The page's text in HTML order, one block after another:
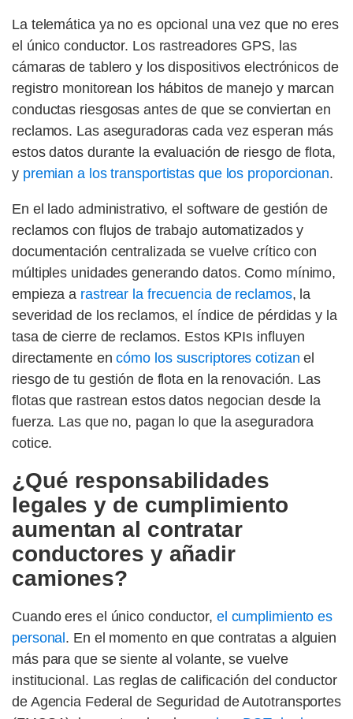
La telemática ya no es opcional una vez que no eres
el único conductor. Los rastreadores GPS, las
cámaras de tablero y los dispositivos electrónicos de
registro monitorean los hábitos de manejo y marcan
conductas riesgosas antes de que se conviertan en
reclamos. Las aseguradoras cada vez esperan más
estos datos durante la evaluación de riesgo de flota,
y premian a los transportistas que los proporcionan.
En el lado administrativo, el software de gestión de
reclamos con flujos de trabajo automatizados y
documentación centralizada se vuelve crítico con
múltiples unidades generando datos. Como mínimo,
empieza a rastrear la frecuencia de reclamos, la
severidad de los reclamos, el índice de pérdidas y la
tasa de cierre de reclamos. Estos KPIs influyen
directamente en cómo los suscriptores cotizan el
riesgo de tu gestión de flota en la renovación. Las
flotas que rastrean estos datos negocian desde la
fuerza. Las que no, pagan lo que la aseguradora
cotice.
¿Qué responsabilidades
legales y de cumplimiento
aumentan al contratar
conductores y añadir
camiones?
Cuando eres el único conductor, el cumplimiento es
personal . En el momento en que contratas a alguien
más para que se siente al volante, se vuelve
institucional. Las reglas de calificación del conductor
de Agencia Federal de Seguridad de Autotransportes